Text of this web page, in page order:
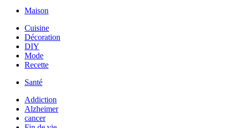
Maison
Cuisine
Décoration
DIY
Mode
Recette
Santé
Addiction
Alzheimer
cancer